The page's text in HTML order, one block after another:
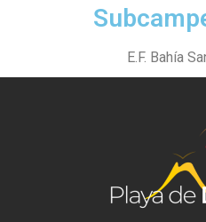
E.F. Bahía